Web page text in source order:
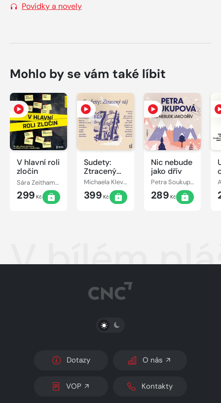
Povídky a novely
Mohlo by se vám také líbit
V hlavní roli
zločin
Sára Zeithammerová, Kristýna Trpková, David Urban, Radek Blažek, Petr Bým, Petra Klabouchová, Jiří Březina, Kateřina Surmanová, Marek Epstein, Boris Dočekal, Petra Dvořáková
299 Kč
Sudety:
Ztracený
ráj
Michaela Klevisová, Kateřina Tučková, David Jan Žák, Marie Hajdová, Petra Klabouchová, Leoš Kyša, Petra Dvořáková, Jaroslav Rudiš, Jakuba Katalpa, Michal Vrba
399 Kč
Nic nebude
jako dřív
Petra Soukupová
289 Kč
V bílém
PŘEPNOUT SVĚTLÝ/TMAVÝ REŽIM
Dotazy O nás
VOP Kontakty